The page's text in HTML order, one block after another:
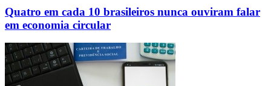
Quatro em cada 10 brasileiros nunca ouviram falar
em economia circular